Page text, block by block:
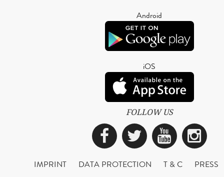
Android
iOS
FOLLOW US
Facebook
Twitter
IMPRINT DATA PROTECTION T & C
PRESS